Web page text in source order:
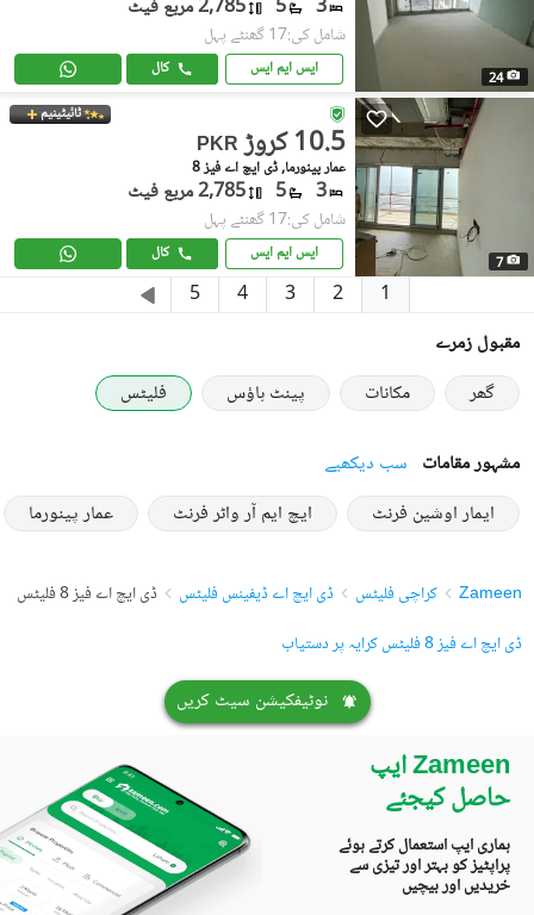
24
3
5 2,785 مربع فیٹ
شامل کی:17 گھنٹے پہل
ایس ایم ایس کال
7
ٹائیٹینیم
PKR 10.5 کروڑ
عمار پینورما, ڈی ایچ اے فیز 8
3
5 2,785 مربع فیٹ
شامل کی:17 گھنٹے پہل
ایس ایم ایس کال
1
2
3
4
5
مقبول زمرے
گھر
مکانات پینٹ ہاؤس فلیٹس
مشہور مقامات سب دیکھیے
ایمار اوشین فرنٹ
ایچ ایم آر واٹر فرنٹ عمار پینورما
Zameen کراچی فلیٹس ڈی ایچ اے ڈیفینس فلیٹس
ڈی ایچ اے فیز 8 فلیٹس
ڈی ایچ اے فیز 8 فلیٹس کرایہ پر دستیاب
نوٹیفکیشن سیٹ کریں
Zameen ایپ
حاصل کیجئے
ہماری ایپ استعمال کرتے ہوئے
پراپٹیز کو بہتر اور تیزی سے
خریدیں اور بیچیں